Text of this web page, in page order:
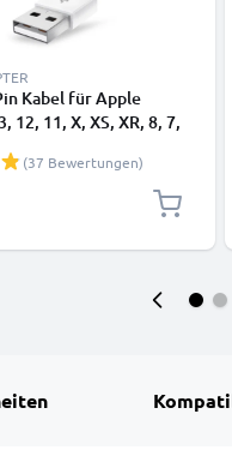
Kabel für Apple
12, 11, X, XS, XR, 8, 7,
Smartphone
(37 Bewertungen)